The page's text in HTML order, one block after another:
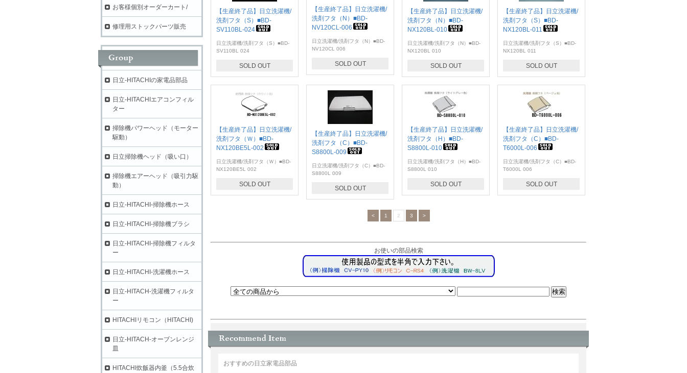
【生産終了品】日立洗濯機/
洗剤フタ（S）■BD-
SV110BL-024
日立洗濯機/洗剤フタ（S）■BD-
SV110BL 024
SOLD OUT
【生産終了品】日立洗濯機/
洗剤フタ（N）■BD-
NV120CL-006
日立洗濯機/洗剤フタ（N）■BD-
NV120CL 006
SOLD OUT
【生産終了品】日立洗濯機/
洗剤フタ（N）■BD-
NX120BL-010
日立洗濯機/洗剤フタ（N）■BD-
NX120BL 010
SOLD OUT
【生産終了品】日立洗濯機/
洗剤フタ（S）■BD-
NX120BL-011
日立洗濯機/洗剤フタ（S）■BD-
NX120BL 011
SOLD OUT
【生産終了品】日立洗濯機/
洗剤フタ（Ｗ）■BD-
NX120BE5L-002
日立洗濯機/洗剤フタ（Ｗ）■BD-
NX120BE5L 002
SOLD OUT
【生産終了品】日立洗濯機/
洗剤フタ（C）■BD-
S8800L-009
日立洗濯機/洗剤フタ（C）■BD-
S8800L 009
SOLD OUT
【生産終了品】日立洗濯機/
洗剤フタ（H）■BD-
S8800L-010
日立洗濯機/洗剤フタ（H）■BD-
S8800L 010
SOLD OUT
【生産終了品】日立洗濯機/
洗剤フタ（C）■BD-
T6000L-006
日立洗濯機/洗剤フタ（C）■BD-
T6000L 006
SOLD OUT
< 1 2 3 >
お使いの部品検索
おすすめの日立家電品部品
お客様個別オーダーカート/
修理用ストックパーツ販売
日立-HITACHIの家電品部品
日立-HITACHIエアコンフィル
ター
掃除機パワーヘッド（モーター
駆動）
日立掃除機ヘッド（吸い口）
掃除機エアーヘッド（吸引力駆
動）
日立-HITACHI-掃除機ホース
日立-HITACHI-掃除機ブラシ
日立-HITACHI-掃除機フィルタ
ー
日立-HITACHI-洗濯機ホース
日立-HITACH-洗濯機フィルタ
ー
HITACHIリモコン（HITACHI)
日立-HITACH-オーブンレンジ
皿
HITACHI炊飯器内釜（5.5合炊